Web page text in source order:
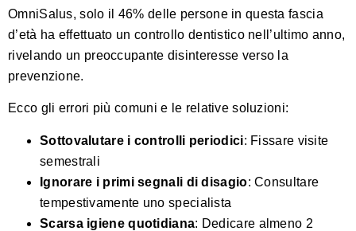
OmniSalus, solo il 46% delle persone in questa fascia
d’età ha effettuato un controllo dentistico nell’ultimo anno,
rivelando un preoccupante disinteresse verso la
prevenzione.
Ecco gli errori più comuni e le relative soluzioni:
Sottovalutare i controlli periodici: Fissare visite
semestrali
Ignorare i primi segnali di disagio: Consultare
tempestivamente uno specialista
Scarsa igiene quotidiana: Dedicare almeno 2